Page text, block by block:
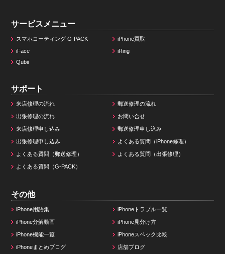
サービスメニュー
スマホコーティング G-PACK
iPhone買取
iFace
iRing
Qubii
サポート
来店修理の流れ 郵送修理の流れ
出張修理の流れ お問い合せ
来店修理申し込み 郵送修理申し込み
出張修理申し込み よくある質問（iPhone修理）
よくある質問（郵送修理） よくある質問（出張修理）
よくある質問（G-PACK）
その他
iPhone用語集 iPhoneトラブル一覧
iPhone分解動画 iPhone見分け方
iPhone機能一覧 iPhoneスペック比較
iPhoneまとめブログ 店舗ブログ